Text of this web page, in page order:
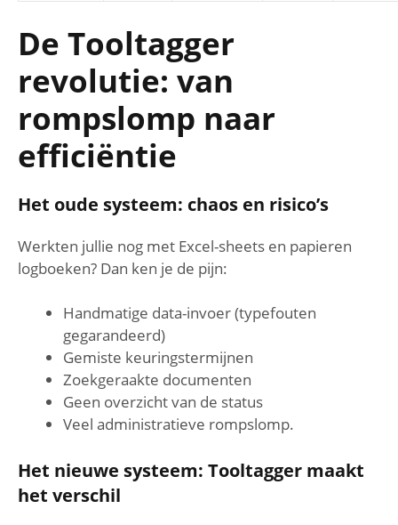
De Tooltagger
revolutie: van
rompslomp naar
efficiëntie
Het oude systeem: chaos en risico’s
Werkten jullie nog met Excel-sheets en papieren
logboeken? Dan ken je de pijn:
Handmatige data-invoer (typefouten
gegarandeerd)
Gemiste keuringstermijnen
Zoekgeraakte documenten
Geen overzicht van de status
Veel administratieve rompslomp.
Het nieuwe systeem: Tooltagger maakt
het verschil